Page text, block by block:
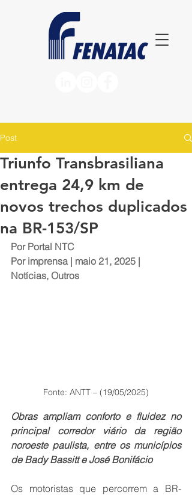
Post
Triunfo Transbrasiliana
entrega 24,9 km de
novos trechos duplicados
na BR-153/SP
Por Portal NTC
Por imprensa | maio 21, 2025 |
Notícias, Outros
Fonte: ANTT – (19/05/2025)
Obras ampliam conforto e fluidez no
principal corredor viário da região
noroeste paulista, entre os municípios
de Bady Bassitt e José Bonifácio
Os motoristas que percorrem a BR-